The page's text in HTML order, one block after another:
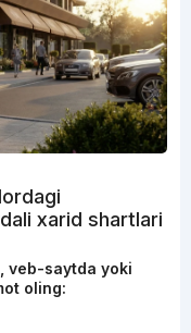
xarid shartlari
veb-saytda yoki
oling: